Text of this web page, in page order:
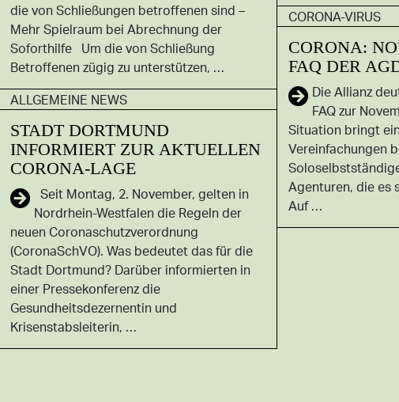
die von Schließungen betroffenen sind –
Mehr Spielraum bei Abrechnung der
Soforthilfe Um die von Schließung
Betroffenen zügig zu unterstützen, …
CORONA-VIRUS
CORONA:
FAQ DER
Die Allianz
FAQ zur
Situation bringt
Vereinfachungen
Agenturen, die es
Auf …
ALLGEMEINE NEWS
STADT DORTMUND
INFORMIERT ZUR AKTUELLEN
CORONA-LAGE
Seit Montag, 2. November, gelten in
Nordrhein-Westfalen die Regeln der
neuen Coronaschutzverordnung
(CoronaSchVO). Was bedeutet das für die
Stadt Dortmund? Darüber informierten in
einer Pressekonferenz die
Gesundheitsdezernentin und
Krisenstabsleiterin, …